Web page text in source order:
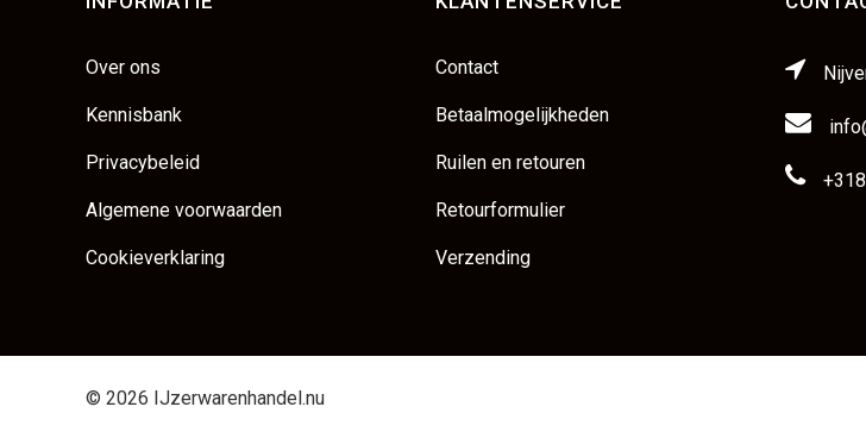
Over ons
Kennisbank
Privacybeleid
Algemene voorwaarden
Cookieverklaring
Contact
Betaalmogelijkheden
Ruilen en retouren
Retourformulier
Verzending
© 2026 IJzerwarenhandel.nu